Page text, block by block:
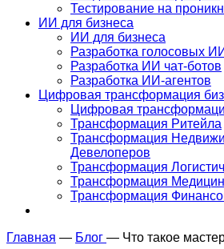
Тестирование на
ИИ для бизнеса
ИИ для бизнеса
Разработка голосовых
Разработка ИИ чат-ботов
Разработка ИИ-агентов
Цифровая трансформация
Цифровая
Трансформация Ритейла
Трансформация
Девелоперов
Трансформация
Трансформация
Трансформация
Главная — Блог — Что такое